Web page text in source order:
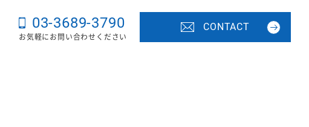
03-3689-3790
お気軽にお問い合わせください
CONTACT